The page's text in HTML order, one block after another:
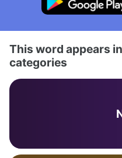
This word appears
categories